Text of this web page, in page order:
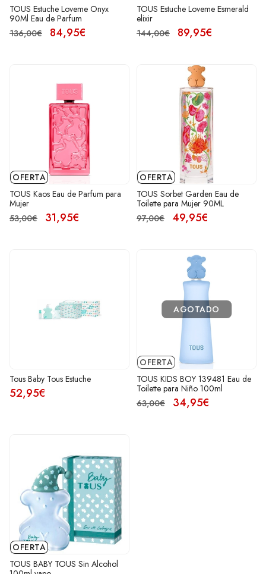
TOUS Estuche Loveme Onyx
90Ml Eau de Parfum
136,00€
84,95€
TOUS Estuche Loveme Esmerald
elixir
144,00€
89,95€
OFERTA
TOUS Kaos Eau de Parfum para
Mujer
53,00€
31,95€
OFERTA
TOUS Sorbet Garden Eau de
Toilette para Mujer 90ML
97,00€
49,95€
Tous Baby Tous Estuche
52,95€
OFERTA
AGOTADO
TOUS KIDS BOY 139481 Eau de
Toilette para Niño 100ml
63,00€
34,95€
OFERTA
TOUS BABY TOUS Sin Alcohol